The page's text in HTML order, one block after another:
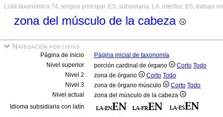
Lista taxonómica T4, lengua principal: ES, subsidiaria: LA, interfaz: ES, trabajo
zona del músculo de la cabeza
Navegación por listas
Página de inicio
Página inicial de taxonomía
Nivel superior
porción cardinal de órgano Corto Todo
Nivel 2
zona de órgano Corto Todo
Nivel 3
zona de órgano músculo Corto Todo
Nivel actual
zona del músculo de la cabeza
Idioma subsidiaria con latín